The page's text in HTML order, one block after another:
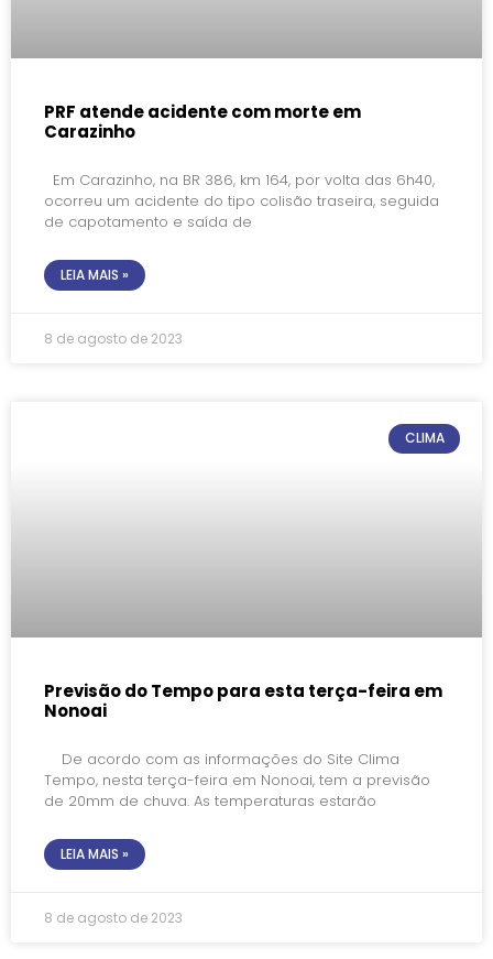
PRF atende acidente com morte em
Carazinho
Em Carazinho, na BR 386, km 164, por volta das 6h40,
ocorreu um acidente do tipo colisão traseira, seguida
de capotamento e saída de
LEIA MAIS »
8 de agosto de 2023
CLIMA
Previsão do Tempo para esta terça-feira em
Nonoai
De acordo com as informações do Site Clima
Tempo, nesta terça-feira em Nonoai, tem a previsão
de 20mm de chuva. As temperaturas estarão
LEIA MAIS »
8 de agosto de 2023